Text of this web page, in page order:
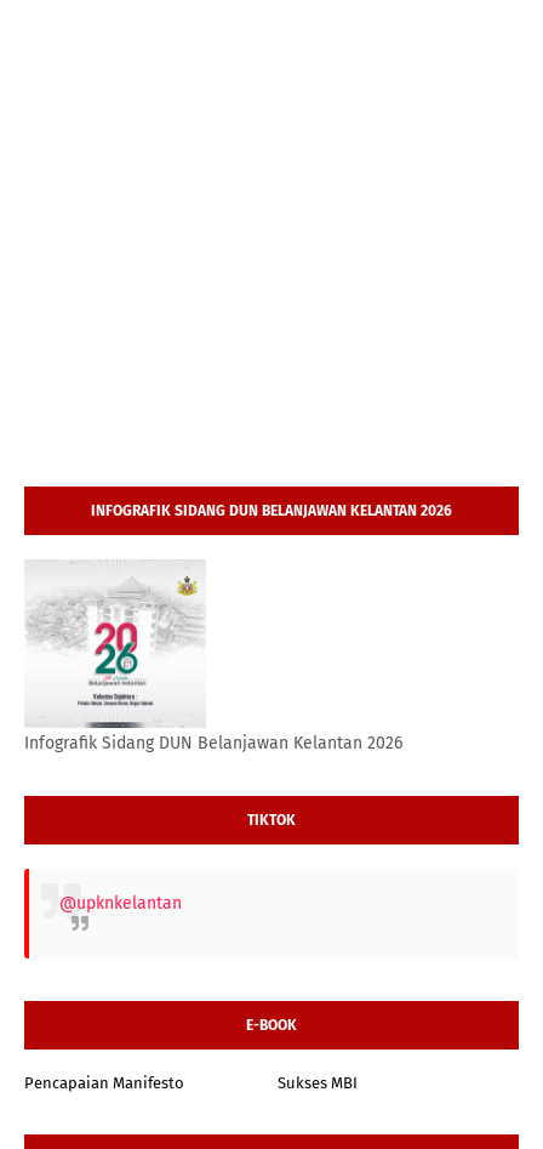
INFOGRAFIK SIDANG DUN BELANJAWAN KELANTAN 2026
Infografik Sidang DUN Belanjawan Kelantan 2026
TIKTOK
@upknkelantan
E-BOOK
Pencapaian Manifesto Sukses MBI